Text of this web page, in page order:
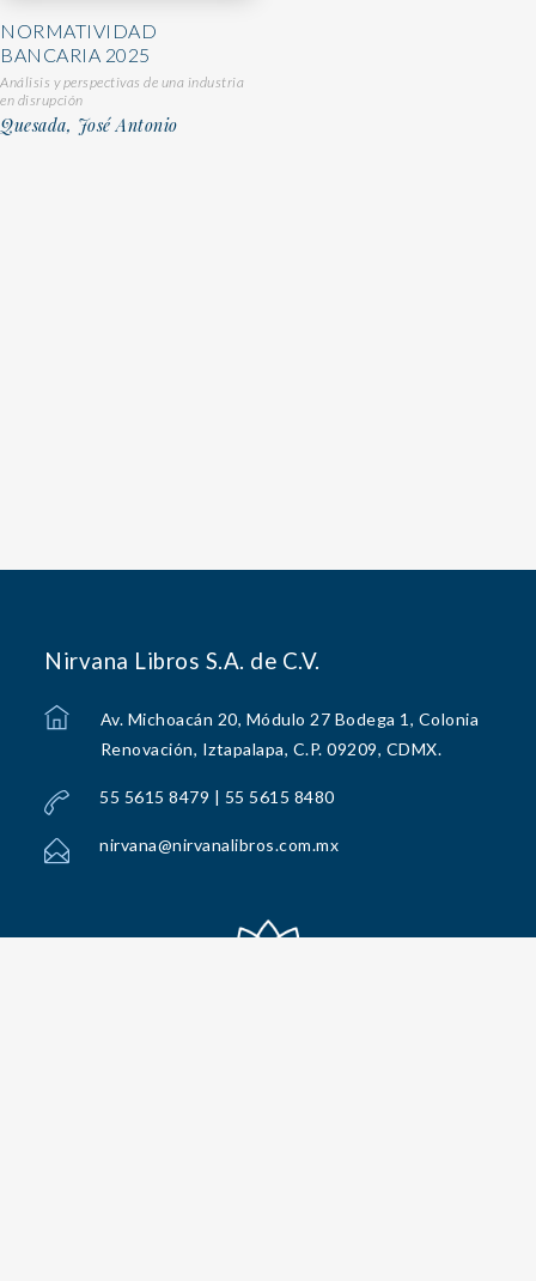
NORMATIVIDAD
BANCARIA 2025
Análisis y perspectivas de una industria
en disrupción
Quesada, José Antonio
Nirvana Libros S.A. de C.V.
Av. Michoacán 20, Módulo 27 Bodega 1, Colonia
Renovación, Iztapalapa, C.P. 09209, CDMX.
55 5615 8479 | 55 5615 8480
nirvana@nirvanalibros.com.mx